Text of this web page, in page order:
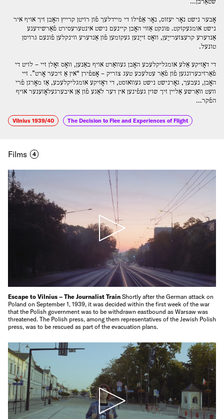
אָבער נישט נאָר יעזוס, נאָר אַפֿילו די מײדלעך פֿון רויטן קרײץ האָבן זיך אויף איר
נישט אומגעקוקט. פּונקט אַזוי האָבן קײנעם נישט אינטערעסירט פֿאַרשידענע
אַנדערע קרעצזערײַען, װאָס זײַנען געקומען פֿון אַנדערע װינקלען פֿונעם גרויסן
טונעל.
די דאָזיקע אַלע אומגליקלעכע האָבן געװאַרט אויף באַנען, װאָס זאָלן זײ – לויט די
פֿאַרזיכערונגען פֿון פֿאַר עטלעכע טעג צוריק – אָפּפֿירן “אין אַ זיכער אָרט”. זײ
האָבן, נעבעך, גאָרנישט נישט געװאוסט, די דאָזיקע אומגליקלעכע, אַז מאָרגן פֿרי
װעט װאַרשע אַלײן זיך שוין געפֿינען אין דער לאַגע פֿון אַן איבערגעלאָזענער אויף
הפֿקר…
Vilnius 1939/40 The Decision to Flee and Experiences of Flight
Films 4
Escape to Vilnius – The Journalist Train Shortly after the German attack on
Poland on September 1, 1939, it was decided within the first week of the war
that the Polish government was to be withdrawn eastbound as Warsaw was
threatened. The Polish press, among them representatives of the Jewish Polish
press, was to be rescued as part of the evacuation plans.